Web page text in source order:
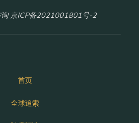
京ICP备2021001801号-2
首页
全球追索